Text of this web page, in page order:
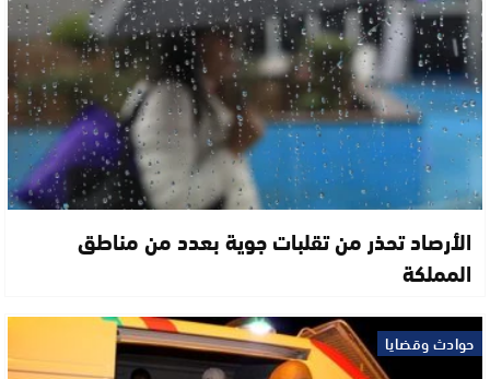
الأرصاد تحذر من تقلبات جوية بعدد من مناطق
المملكة
حوادث وقضايا